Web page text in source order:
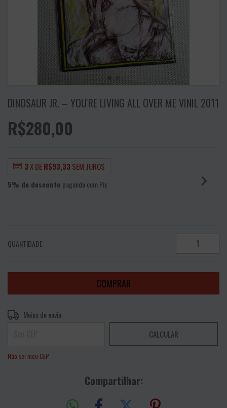
DINOSAUR JR. – YOU'RE LIVING ALL OVER ME VINIL 2011
R$280,00
3X DER$93,33SEM JUROS
5% de desconto pagando com Pix
QUANTIDADE
Entregas para o CEP:
Meios de envio
CALCULAR
Não sei meu CEP
Compartilhar: